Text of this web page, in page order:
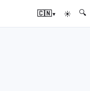
🇨🇳▾ ☀ 🔍